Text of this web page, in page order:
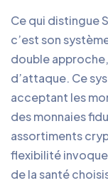
Ce qui distingue
c’est son
double
d’attaque. Ce
acceptant les
des monnaies
assortiments
flexibilité
de la santé